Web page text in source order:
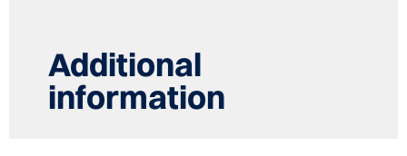
Additional
information